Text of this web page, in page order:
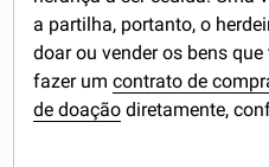
a partilha, portanto, o
doar ou vender os bens
fazer umcontrato de
de doação diretamente,